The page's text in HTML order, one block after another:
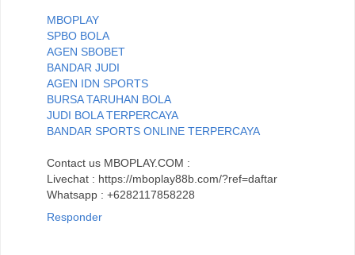
MBOPLAY
SPBO BOLA
AGEN SBOBET
BANDAR JUDI
AGEN IDN SPORTS
BURSA TARUHAN BOLA
JUDI BOLA TERPERCAYA
BANDAR SPORTS ONLINE TERPERCAYA
Contact us MBOPLAY.COM :
Livechat : https://mboplay88b.com/?ref=daftar
Whatsapp : +6282117858228
Responder